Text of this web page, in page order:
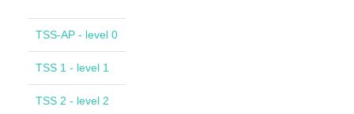
TSS-AP - level 0
TSS 1 - level 1
TSS 2 - level 2